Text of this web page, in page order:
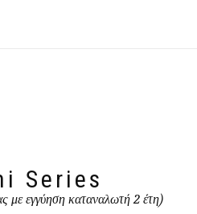
Series
με εγγύηση καταναλωτή 2 έτη)